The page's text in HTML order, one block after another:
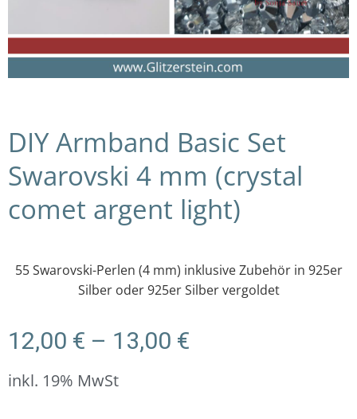
DIY Armband Basic Set
Swarovski 4 mm (crystal
comet argent light)
55 Swarovski-Perlen (4 mm) inklusive Zubehör in 925er
Silber oder 925er Silber vergoldet
12,00 € – 13,00 €
inkl. 19% MwSt